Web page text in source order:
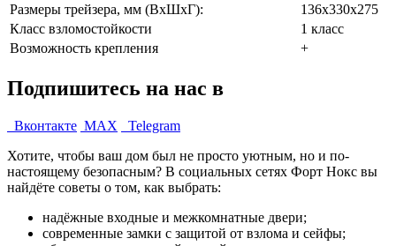
Размеры трейзера, мм (ВхШхГ):
136x330x275
Класс взломостойкости
1 класс
Возможность крепления
+
Подпишитесь на нас в
Вконтакте MAX
Telegram
Хотите, чтобы ваш дом был не просто уютным, но и по-
настоящему безопасным? В социальных сетях Форт Нокс вы
найдёте советы о том, как выбрать:
надёжные входные и межкомнатные двери;
современные замки с защитой от взлома и сейфы;